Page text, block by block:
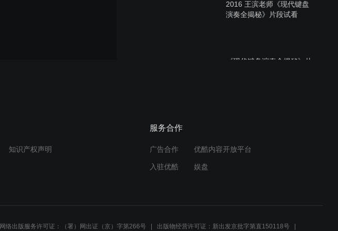
2016 王滨老师《现代键盘
演奏全揭秘》片段试看
《现代键盘演奏全揭秘》片
知识产权声明
服务合作
广告合作 优酷内容开放平台
入驻优酷 娱盘
网络出版服务许可证：（署）网出证（京）字第266号 出版物经营许可证：新出发京批字第直150118号